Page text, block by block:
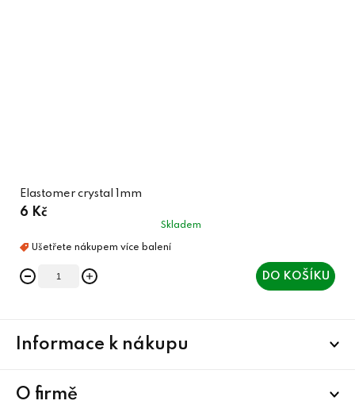
Elastomer crystal 1mm
6 Kč
Skladem
DO KOŠÍKU
Informace k nákupu
O firmě